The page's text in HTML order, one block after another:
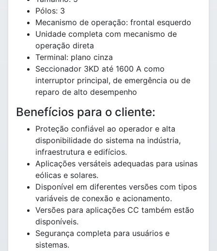
Pólos: 3
Mecanismo de operação: frontal esquerdo
Unidade completa com mecanismo de
operação direta
Terminal: plano cinza
Seccionador 3KD até 1600 A como
interruptor principal, de emergência ou de
reparo de alto desempenho
Benefícios para o cliente:
Proteção confiável ao operador e alta
disponibilidade do sistema na indústria,
infraestrutura e edifícios.
Aplicações versáteis adequadas para usinas
eólicas e solares.
Disponível em diferentes versões com tipos
variáveis de conexão e acionamento.
Versões para aplicações CC também estão
disponíveis.
Segurança completa para usuários e
sistemas.